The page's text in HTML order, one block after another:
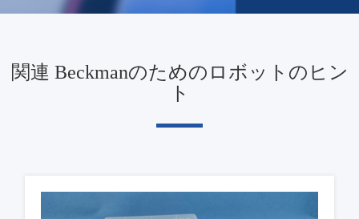
関連 Beckmanのためのロボットのヒン
ト